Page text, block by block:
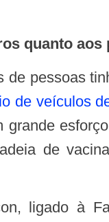
quanto
de veículos
de